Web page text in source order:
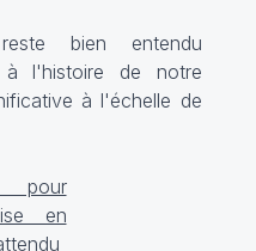
bien entendu
à l'histoire de notre
à l'échelle de